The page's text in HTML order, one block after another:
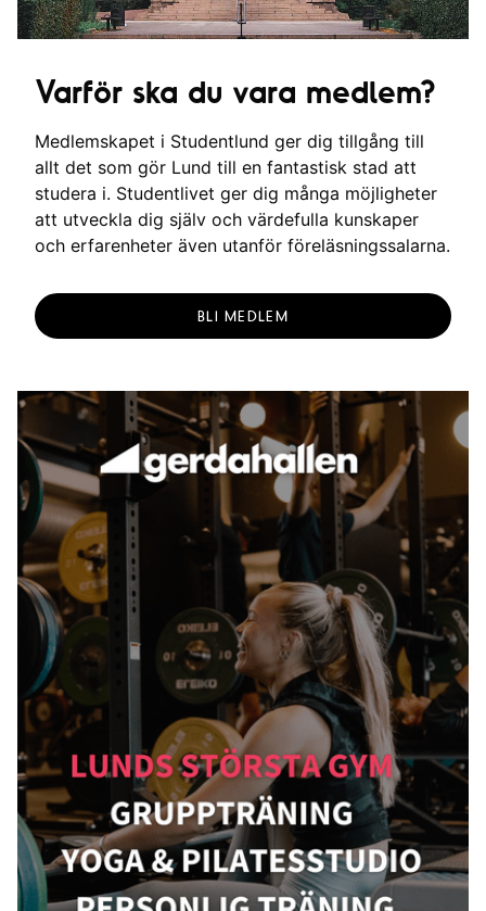
Varför ska du vara medlem?
Medlemskapet i Studentlund ger dig tillgång till
allt det som gör Lund till en fantastisk stad att
studera i. Studentlivet ger dig många möjligheter
att utveckla dig själv och värdefulla kunskaper
och erfarenheter även utanför föreläsningssalarna.
BLI MEDLEM